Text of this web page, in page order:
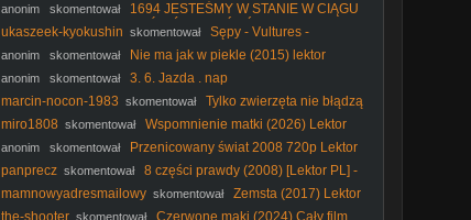
anonim skomentował
1694 JESTEŚMY W STANIE W CIĄGU
3-ECH MIESIĘCY NAPUŚCIĆ UKRAIŃCÓW NA
POLAKÓW !!!!!!!!!!!!!!!!!!! (1)
ukaszeek-kyokushin skomentował
Sępy - Vultures -
Rapaces (2025) Lektor
anonim skomentował Nie ma jak w piekle (2015) lektor
anonim skomentował
3. 6. Jazda . nap
marcin-nocon-1983 skomentował
Tylko zwierzęta nie błądzą
(2019) Lektor PL
miro1808 skomentował
Wspomnienie matki (2026) Lektor
anonim skomentował
Przenicowany świat 2008 720p Lektor
PL
panprecz skomentował
8 części prawdy (2008) [Lektor PL] -
Vantage Point
mamnowyadresmailowy skomentował
Zemsta (2017) Lektor
PL
the-shooter skomentował
Czerwone maki (2024) Cały film